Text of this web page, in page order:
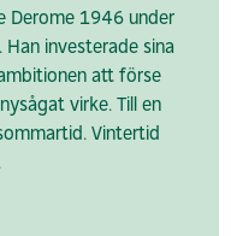
Derome 1946 under
investerade sina
att förse
virke. Till en
Vintertid